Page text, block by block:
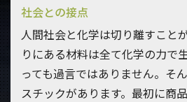
社会との接点
人間社会と化学は切り離すこと
りにある材料は全て化学の力で
っても過言ではありません。そ
スチックがあります。最初に商